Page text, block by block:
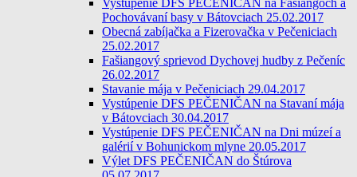
Pochovávaní basy v Bátovciach 25.02.2017
Obecná zabíjačka a Fizerovačka v Pečeniciach
25.02.2017
Fašiangový sprievod Dychovej hudby z Pečeníc
26.02.2017
Stavanie mája v Pečeniciach 29.04.2017
Vystúpenie DFS PEČENIČAN na Stavaní mája
v Bátovciach 30.04.2017
Vystúpenie DFS PEČENIČAN na Dni múzeí a
galérií v Bohunickom mlyne 20.05.2017
Výlet DFS PEČENIČAN do Štúrova